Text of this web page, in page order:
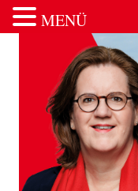
MENÜ